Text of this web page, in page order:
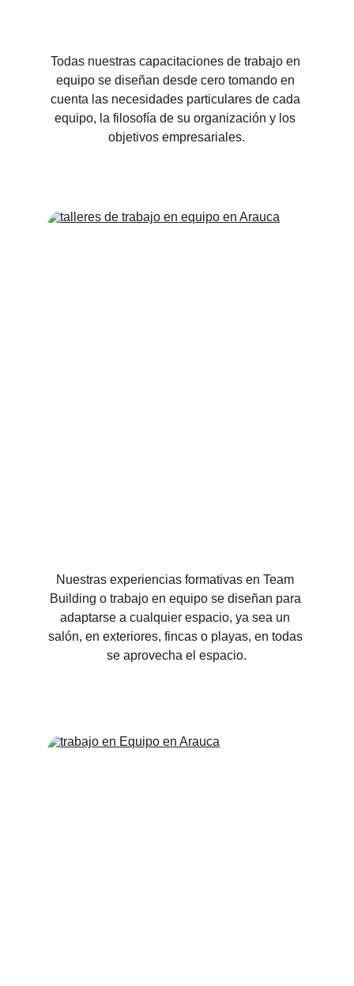
Todas nuestras capacitaciones de trabajo en
equipo se diseñan desde cero tomando en
cuenta las necesidades particulares de cada
equipo, la filosofía de su organización y los
objetivos empresariales.
Nuestras experiencias formativas en Team
Building o trabajo en equipo se diseñan para
adaptarse a cualquier espacio, ya sea un
salón, en exteriores, fincas o playas, en todas
se aprovecha el espacio.